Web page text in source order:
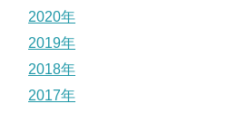
2020年
2019年
2018年
2017年